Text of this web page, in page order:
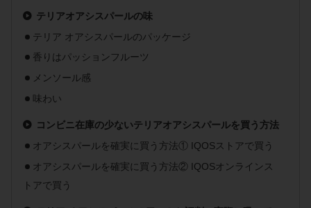
テリアオアシスパールの味
テリア オアシスパールのパッケージ
香りはパッションフルーツ
メンソール感
味わい
コンビニ在庫の少ないテリアオアシスパールを買う方法
オアシスパールを確実に買う方法① IQOSストアで買う
オアシスパールを確実に買う方法② IQOSオンラインス
トアで買う